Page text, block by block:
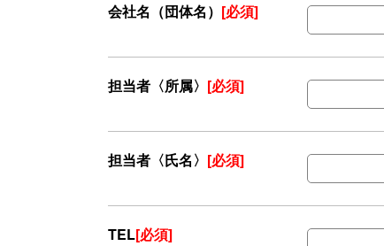
会社名（団体名） [必須]
担当者〈所属〉 [必須]
担当者〈氏名〉 [必須]
TEL[必須]